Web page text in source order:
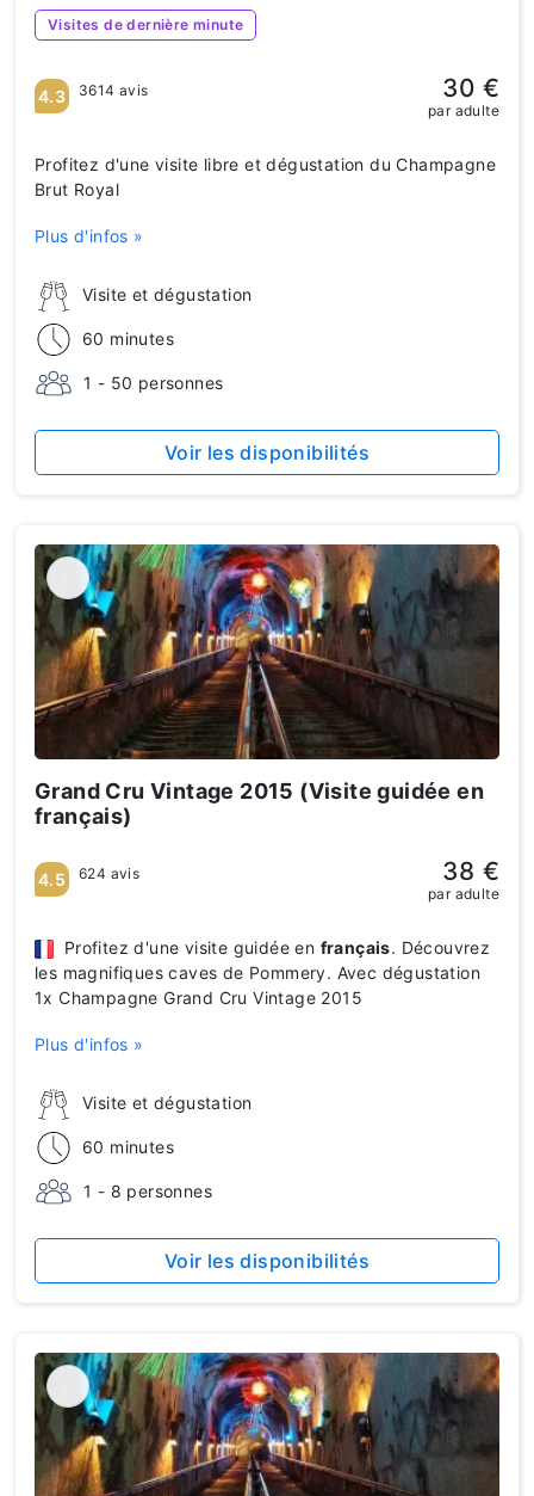
Visites de dernière minute
Visite et dégustation
60 minutes
1 - 50 personnes
Profitez d'une visite libre et dégustation du Champagne
Brut Royal
Plus d'infos »
4.3 3614 avis 30 €
par adulte
Voir les disponibilités
Grand Cru Vintage 2015 (Visite guidée en
français)
Visite et dégustation
60 minutes
1 - 8 personnes
Profitez d'une visite guidée en français. Découvrez
les magnifiques caves de Pommery. Avec dégustation
1x Champagne Grand Cru Vintage 2015
Plus d'infos »
4.5 624 avis 38 €
par adulte
Voir les disponibilités